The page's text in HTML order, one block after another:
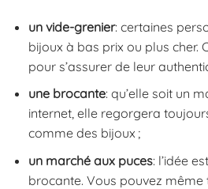
un vide-grenier: certaines
bijoux à bas prix ou plus cher.
pour s’assurer de leur
une brocante: qu’elle soit un
internet, elle regorgera
comme des bijoux ;
un marché aux puces: l’idée
brocante. Vous pouvez